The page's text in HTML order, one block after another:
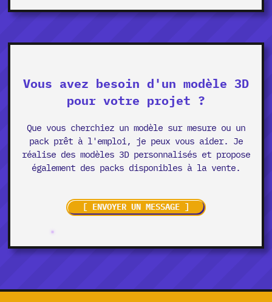
Vous avez besoin d'un modèle 3D
pour votre projet ?
Que vous cherchiez un modèle sur mesure ou un
pack prêt à l'emploi, je peux vous aider. Je
réalise des modèles 3D personnalisés et propose
également des packs disponibles à la vente.
[ ENVOYER UN MESSAGE ]